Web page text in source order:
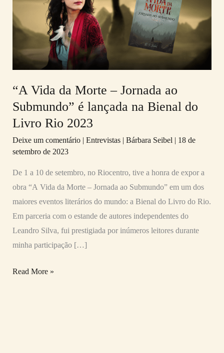
“A Vida da Morte – Jornada ao
Submundo” é lançada na Bienal do
Livro Rio 2023
Deixe um comentário | Entrevistas| Bárbara Seibel | 18 de
setembro de 2023
De 1 a 10 de setembro, no Riocentro, tive a honra de expor a
obra “A Vida da Morte – Jornada ao Submundo” em um dos
maiores eventos literários do mundo: a Bienal do Livro do Rio.
Em parceria com o estande de autores independentes do
Leandro Silva, fui prestigiada por inúmeros leitores durante
minha participação […]
Morte
–
ao
Submundo”
é
na
Bienal
do
Livro
Rio
2023
Read More »